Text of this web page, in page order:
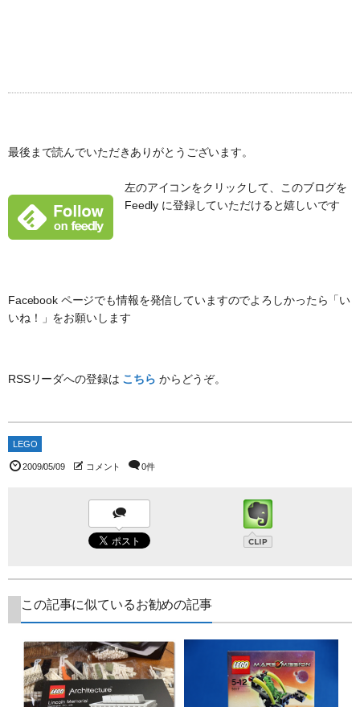
最後まで読んでいただきありがとうございます。
左のアイコンをクリックして、このブログを
Feedly に登録していただけると嬉しいです
Facebook ページでも情報を発信していますのでよろしかったら「い
いね！」をお願いします
RSSリーダへの登録は こちら からどうぞ。
LEGO
2009/05/09 コメント 0件
この記事に似ているお勧めの記事